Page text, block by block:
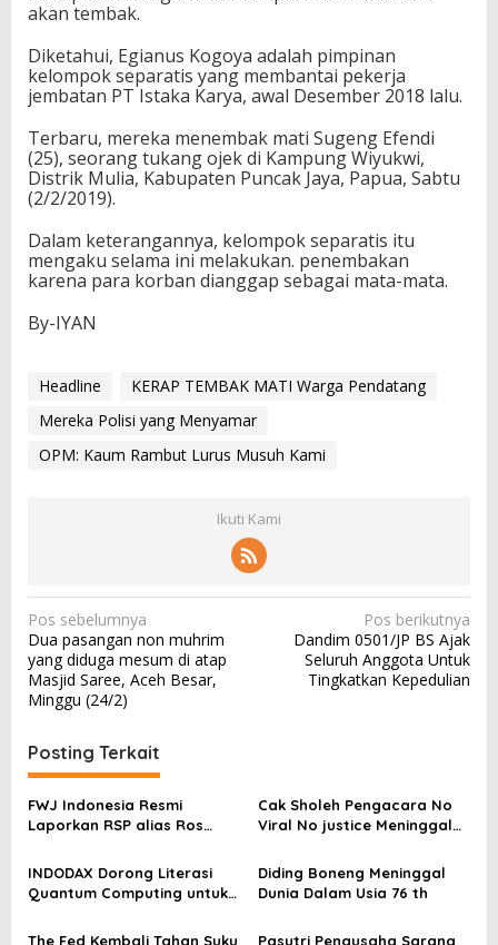
akan tembak.
Diketahui, Egianus Kogoya adalah pimpinan
kelompok separatis yang membantai pekerja
jembatan PT Istaka Karya, awal Desember 2018 lalu.
Terbaru, mereka menembak mati Sugeng Efendi
(25), seorang tukang ojek di Kampung Wiyukwi,
Distrik Mulia, Kabupaten Puncak Jaya, Papua, Sabtu
(2/2/2019).
Dalam keterangannya, kelompok separatis itu
mengaku selama ini melakukan. penembakan
karena para korban dianggap sebagai mata-mata.
By-IYAN
Headline
KERAP TEMBAK MATI Warga Pendatang
Mereka Polisi yang Menyamar
OPM: Kaum Rambut Lurus Musuh Kami
Ikuti Kami
N
a
v
i
g
a
s
i
p
o
s
Pos sebelumnya
Dua pasangan non muhrim
yang diduga mesum di atap
Masjid Saree, Aceh Besar,
Minggu (24/2)
Pos berikutnya
Dandim 0501/JP BS Ajak
Seluruh Anggota Untuk
Tingkatkan Kepedulian
Posting Terkait
FWJ Indonesia Resmi
Laporkan RSP alias Ros
Cak Sholeh Pengacara No
Viral No justice Meninggal
INDODAX Dorong Literasi
Quantum Computing untuk
Blockchain
Diding Boneng Meninggal
Dunia Dalam Usia 76 th
The Fed Kembali Tahan Suku
Pasutri Pengusaha Sarang